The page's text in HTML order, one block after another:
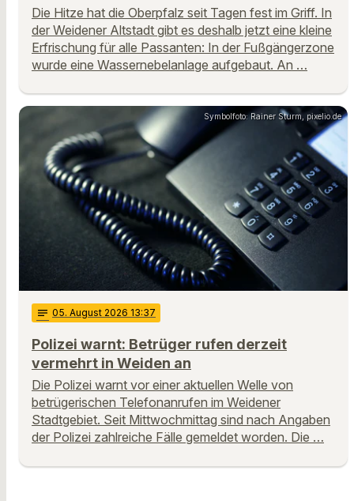
Die Hitze hat die Oberpfalz seit Tagen fest im Griff. In
der Weidener Altstadt gibt es deshalb jetzt eine kleine
Erfrischung für alle Passanten: In der Fußgängerzone
wurde eine Wassernebelanlage aufgebaut. An …
Symbolfoto: Rainer Sturm, pixelio.de
notes 05. August 2026 13:37
Polizei warnt: Betrüger rufen derzeit
vermehrt in Weiden an
Die Polizei warnt vor einer aktuellen Welle von
betrügerischen Telefonanrufen im Weidener
Stadtgebiet. Seit Mittwochmittag sind nach Angaben
der Polizei zahlreiche Fälle gemeldet worden. Die …